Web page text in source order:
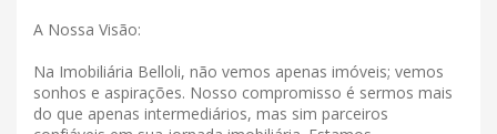
A Nossa Visão:
Na Imobiliária Belloli, não vemos apenas imóveis; vemos
sonhos e aspirações. Nosso compromisso é sermos mais
do que apenas intermediários, mas sim parceiros